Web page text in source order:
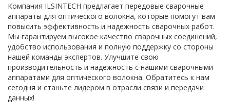
Компания ILSINTECH предлагает передовые сварочные
аппараты для оптического волокна, которые помогут вам
повысить эффективность и надежность сварочных работ.
Мы гарантируем высокое качество сварочных соединений,
удобство использования и полную поддержку со стороны
нашей команды экспертов. Улучшите свою
производительность и надежность с нашими сварочными
аппаратами для оптического волокна. Обратитесь к нам
сегодня и станьте лидером в отрасли связи и передачи
данных!